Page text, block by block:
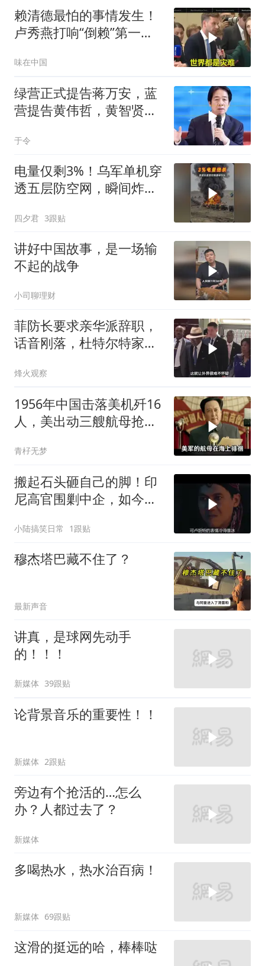
赖清德最怕的事情发生！
卢秀燕打响“倒赖”第一
味在中国
绿营正式提告蒋万安，蓝
营提告黄伟哲，黄智贤不
于令
电量仅剩3%！乌军单机穿
透五层防空网，瞬间炸飞
四夕君 3跟贴
讲好中国故事，是一场输
不起的战争
小司聊理财
菲防长要求亲华派辞职，
话音刚落，杜特尔特家族
烽火观察
1956年中国击落美机歼16
人，美出动三艘航母抢尸
青杍无梦
搬起石头砸自己的脚！印
尼高官围剿中企，如今烂
小陆搞笑日常 1跟贴
穆杰塔巴藏不住了？
最新声音
讲真，是球网先动手
的！！！
新媒体 39跟贴
论背景音乐的重要性！！
新媒体 2跟贴
旁边有个抢活的…怎么
办？人都过去了？
新媒体
多喝热水，热水治百病！
新媒体 69跟贴
这滑的挺远的哈，棒棒哒